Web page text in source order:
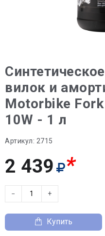
вилок и
Motorbike
10W - 1 л
Артикул: 2715
2 439 *
− +
Купить